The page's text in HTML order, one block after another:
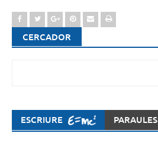
CERCADOR
ESCRIURE PARAULES